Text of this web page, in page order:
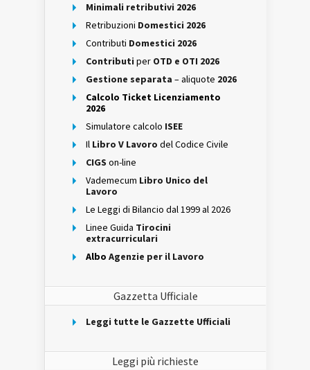
Minimali retributivi 2026
Retribuzioni Domestici 2026
Contributi Domestici 2026
Contributi per OTD e OTI 2026
Gestione separata – aliquote 2026
Calcolo Ticket Licenziamento
2026
Simulatore calcolo ISEE
Il Libro V Lavoro del Codice Civile
CIGS on-line
Vademecum Libro Unico del
Lavoro
Le Leggi di Bilancio dal 1999 al 2026
Linee Guida Tirocini
extracurriculari
Albo Agenzie per il Lavoro
Gazzetta Ufficiale
Leggi tutte le Gazzette Ufficiali
Leggi più richieste